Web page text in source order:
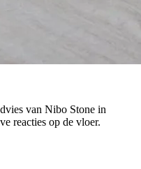
van Nibo Stone in
reacties op de vloer.